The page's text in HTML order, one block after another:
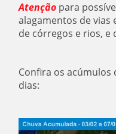
Atenção para
alagamentos de vias
de córregos e rios, e
Confira os acúmulos
dias: